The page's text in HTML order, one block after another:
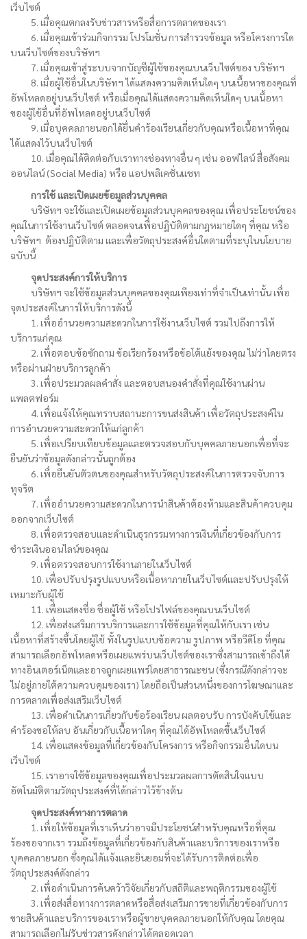
เว็บไซต์
5. เมื่อคุณตกลงรับข่าวสารหรือสื่อการตลาดของเรา
6. เมื่อคุณเข้าร่วมกิจกรรม โปรโมชั่น การสำรวจข้อมูล หรือโครงการใด
บนเว็บไซต์ของบริษัทฯ
7. เมื่อคุณเข้าสู่ระบบจากบัญชีผู้ใช้ของคุณบนเว็บไซต์ของ บริษัทฯ
8. เมื่อผู้ใช้อื่นในบริษัทฯ ได้แสดงความคิดเห็นใดๆ บนเนื้อหาของคุณที่
อัพโหลดอยู่บนเว็บไซต์ หรือเมื่อคุณได้แสดงความคิดเห็นใดๆ บนเนื้อหา
ของผู้ใช้อื่นที่อัพโหลดอยู่บนเว็บไซต์
9. เมื่อบุคคลภายนอกได้ยื่นคำร้องเรียนเกี่ยวกับคุณหรือเนื้อหาที่คุณ
ได้แสดงไว้บนเว็บไซต์
10. เมื่อคุณได้ติดต่อกับเราทางช่องทางอื่น ๆ เช่น ออฟไลน์ สื่อสังคม
ออนไลน์ (Social Media) หรือ แอปพลิเคชั่นแชท
การใช้ และเปิดเผยข้อมูลส่วนบุคคล
บริษัทฯ จะใช้และเปิดเผยข้อมูลส่วนบุคคลของคุณ เพื่อประโยชน์ของ
คุณในการใช้งานเว็บไซต์ ตลอดจนเพื่อปฏิบัติตามกฎหมายใดๆ ที่คุณ หรือ
บริษัทฯ ต้องปฏิบัติตาม และเพื่อวัตถุประสงค์อื่นใดตามที่ระบุในนโยบาย
ฉบับนี้
จุดประสงค์การให้บริการ
บริษัทฯ จะใช้ข้อมูลส่วนบุคคลของคุณเพียงเท่าที่จำเป็นเท่านั้น เพื่อ
จุดประสงค์ในการให้บริการดังนี้
1. เพื่ออำนวยความสะดวกในการใช้งานเว็บไซต์ รวมไปถึงการให้
บริการแก่คุณ
2. เพื่อตอบข้อซักถาม ข้อเรียกร้องหรือข้อโต้แย้งของคุณ ไม่ว่าโดยตรง
หรือผ่านฝ่ายบริการลูกค้า
3. เพื่อประมวลผลคำสั่ง และตอบสนองคำสั่งที่คุณใช้งานผ่าน
แพลตฟอร์ม
4. เพื่อแจ้งให้คุณทราบสถานะการขนส่งสินค้า เพื่อวัตถุประสงค์ใน
การอำนวยความสะดวกให้แก่ลูกค้า
5. เพื่อเปรียบเทียบข้อมูลและตรวจสอบกับบุคคลภายนอกเพื่อที่จะ
ยืนยันว่าข้อมูลดังกล่าวนั้นถูกต้อง
6. เพื่อยืนยันตัวตนของคุณสำหรับวัตถุประสงค์ในการตรวจจับการ
ทุจริต
7. เพื่ออำนวยความสะดวกในการนำสินค้าต้องห้ามและสินค้าควบคุม
ออกจากเว็บไซต์
8. เพื่อตรวจสอบและดำเนินธุรกรรมทางการเงินที่เกี่ยวข้องกับการ
ชำระเงินออนไลน์ของคุณ
9. เพื่อตรวจสอบการใช้งานภายในเว็บไซต์
10. เพื่อปรับปรุงรูปแบบหรือเนื้อหาภายในเว็บไซต์และปรับปรุงให้
เหมาะกับผู้ใช้
11. เพื่อแสดงชื่อ ชื่อผู้ใช้ หรือโปรไฟล์ของคุณบนเว็บไซต์
12. เพื่อส่งเสริมการบริการและการใช้ข้อมูลที่คุณให้กับเรา เช่น
เนื้อหาที่สร้างขึ้นโดยผู้ใช้ ทั้งในรูปแบบข้อความ รูปภาพ หรือวีดีโอ ที่คุณ
สามารถเลือกอัพโหลดหรือเผยแพร่บนเว็บไซต์ของเราซึ่งสามารถเข้าถึงได้
ทางอินเตอร์เน็ตและอาจถูกเผยแพร่โดยสาธารณะชน (ซึ่งกรณีดังกล่าวจะ
ไม่อยู่ภายใต้ความควบคุมของเรา) โดยถือเป็นส่วนหนึ่งของการโฆษณาและ
การตลาดเพื่อส่งเสริมเว็บไซต์
13. เพื่อดำเนินการเกี่ยวกับข้อร้องเรียน ผลตอบรับ การบังคับใช้และ
คำร้องขอให้ลบ อันเกี่ยวกับเนื้อหาใดๆ ที่คุณได้อัพโหลดขึ้นเว็บไซต์
14. เพื่อแสดงข้อมูลที่เกี่ยวข้องกับโครงการ หรือกิจกรรมอื่นใดบน
เว็บไซต์
15. เราอาจใช้ข้อมูลของคุณเพื่อประมวลผลการตัดสินใจแบบ
อัตโนมัติตามวัตถุประสงค์ที่ได้กล่าวไว้ข้างต้น
จุดประสงค์ทางการตลาด
1. เพื่อให้ข้อมูลที่เราเห็นว่าอาจมีประโยชน์สำหรับคุณหรือที่คุณ
ร้องขอจากเรา รวมถึงข้อมูลที่เกี่ยวข้องกับสินค้าและบริการของเราหรือ
บุคคลภายนอก ซึ่งคุณได้แจ้งและยินยอมที่จะได้รับการติดต่อเพื่อ
วัตถุประสงค์ดังกล่าว
2. เพื่อดำเนินการค้นคว้าวิจัยเกี่ยวกับสถิติและพฤติกรรมของผู้ใช้
3. เพื่อส่งสื่อทางการตลาดหรือสื่อส่งเสริมการขายที่เกี่ยวข้องกับการ
ขายสินค้าและบริการของเราหรือผู้ขายบุคคลภายนอกให้กับคุณ โดยคุณ
สามารถเลือกไม่รับข่าวสารดังกล่าวได้ตลอดเวลา